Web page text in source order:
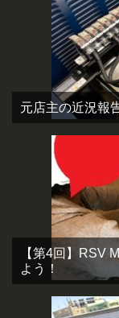
元店主の近況報
【第4回】RSV
よう！